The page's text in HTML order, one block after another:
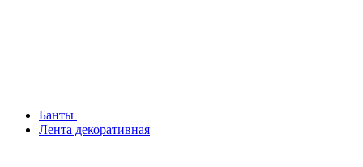
Банты
Лента декоративная